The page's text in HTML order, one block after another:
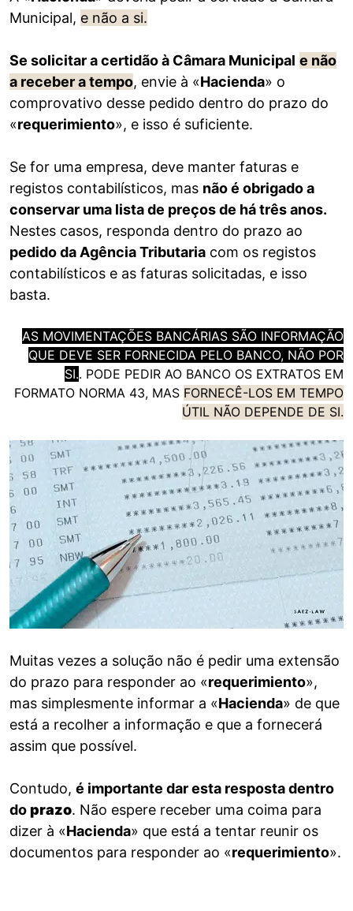
Municipal, e não a si.
Se solicitar a certidão à Câmara Municipal e não
a receber a tempo, envie à «Hacienda» o
comprovativo desse pedido dentro do prazo do
«requerimiento», e isso é suficiente.
Se for uma empresa, deve manter faturas e
registos contabilísticos, mas não é obrigado a
conservar uma lista de preços de há três anos.
Nestes casos, responda dentro do prazo ao
pedido da Agência Tributaria com os registos
contabilísticos e as faturas solicitadas, e isso
basta.
AS MOVIMENTAÇÕES BANCÁRIAS SÃO INFORMAÇÃO
QUE DEVE SER FORNECIDA PELO BANCO, NÃO POR
SI.. PODE PEDIR AO BANCO OS EXTRATOS EM
FORMATO NORMA 43, MAS FORNECÊ-LOS EM TEMPO
ÚTIL NÃO DEPENDE DE SI.
Muitas vezes a solução não é pedir uma extensão
do prazo para responder ao «requerimiento»,
mas simplesmente informar a «Hacienda» de que
está a recolher a informação e que a fornecerá
assim que possível.
Contudo, é importante dar esta resposta dentro
doprazo. Não espere receber uma coima para
dizer à «Hacienda» que está a tentar reunir os
documentos para responder ao «requerimiento».